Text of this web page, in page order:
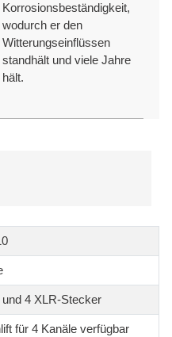
Korrosionsbeständigkeit,
wodurch er den
Witterungseinflüssen
standhält und viele Jahre
hält.
4 XLR-Stecker
für 4 Kanäle verfügbar